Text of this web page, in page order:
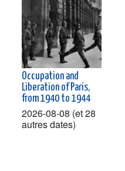
Occupation and
Liberation of Paris,
from 1940 to 1944
2026-08-08 (et 28
autres dates)